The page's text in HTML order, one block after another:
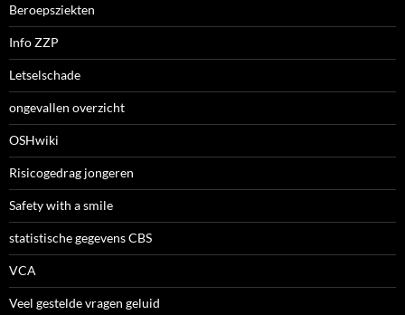
Beroepsziekten
Info ZZP
Letselschade
ongevallen overzicht
OSHwiki
Risicogedrag jongeren
Safety with a smile
statistische gegevens CBS
VCA
Veel gestelde vragen geluid